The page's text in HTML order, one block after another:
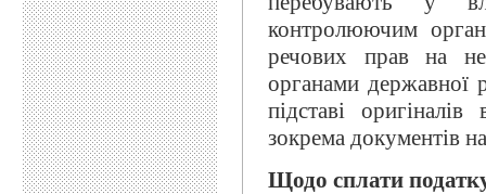
контролюючим
речових прав на
органами державної
підставі
зокрема документів
Щодо сплати